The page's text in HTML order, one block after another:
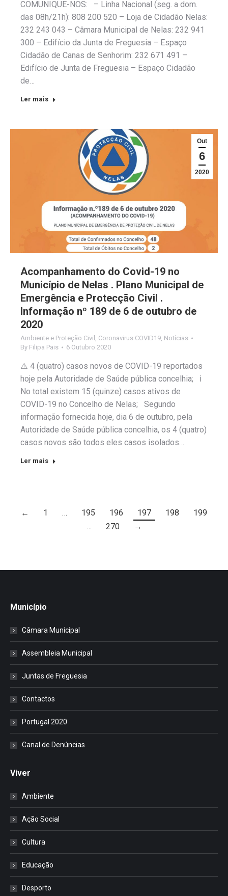
COMUNIQUE-NOS: – Linha Nacional (seg. a dom.
das 08h/21h): 808 200 520 – Loja de Cidadão Nelas:
232 243 043 – Câmara Municipal de Nelas: 232 941
300 – Edifício da Junta de Freguesia – Espaço
Cidadão de Canas de Senhorim: 232 671 491 –
Edifício de Junta de Freguesia – Espaço Cidadão
de…
Ler mais
Out
6
2020
Acompanhamento do Covid-19 no
Município de Nelas . Plano Municipal de
Emergência e Protecção Civil .
Informação nº 189 de 6 de outubro de
2020
Ambiente e Proteção Civil , Coronavirus COVID19, Notícias
By Filipa Pais 6 Outubro 2020
⚠️ 4 (quatro) casos novos de COVID-19 reportados
hoje pela Autoridade de Saúde pública concelhia; ℹ️
No total existem 15 (quinze) casos ativos de
COVID-19 no Concelho de Nelas; Segundo
informação fornecida hoje, dia 6 de outubro, pela
Autoridade de Saúde pública concelhia, os 4 (quatro)
casos novos são todos eles casos isolados…
Ler mais
← 1 … 195 196 197 198
199
…
270 →
Município
Câmara Municipal
Assembleia Municipal
Juntas de Freguesia
Contactos
Portugal 2020
Canal de Denúncias
Viver
Ambiente
Ação Social
Cultura
Educação
Desporto